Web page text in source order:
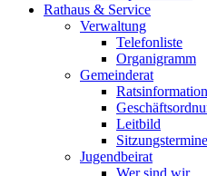
Rathaus & Service
Verwaltung
Telefonliste
Organigramm
Gemeinderat
Leitbild
Sitzungstermine
Jugendbeirat
Wer sind wir